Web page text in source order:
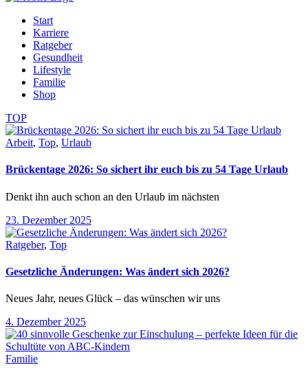
Start
Karriere
Ratgeber
Gesundheit
Lifestyle
Familie
Shop
TOP
Arbeit, Top, Urlaub
Brückentage 2026: So sichert ihr euch bis zu 54 Tage Urlaub
Denkt ihn auch schon an den Urlaub im nächsten
23. Dezember 2025
Ratgeber, Top
Gesetzliche Änderungen: Was ändert sich 2026?
Neues Jahr, neues Glück – das wünschen wir uns
4. Dezember 2025
Familie